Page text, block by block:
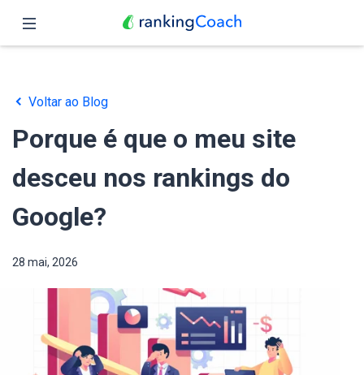
Funções
Preços
Parceiros
Blog
Português
Voltar ao Blog
Porque é que o meu site
desceu nos rankings do
Google?
28 mai, 2026